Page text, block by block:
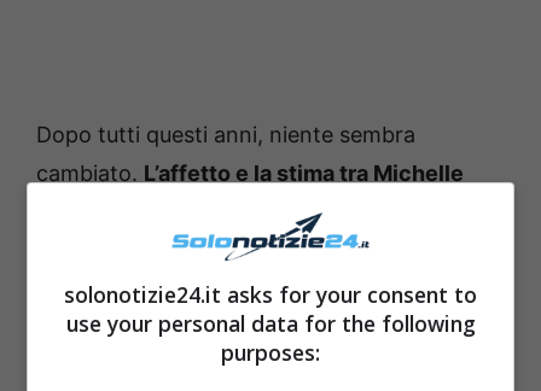
Dopo tutti questi anni, niente sembra
cambiato. L’affetto e la stima tra Michelle
Hunziker ed Eros Ramazzotti sono rimaste
quelle di sempre e la più felice di questa
profonda amicizia tra i due ex coniugi sembra
essere la giovane Aurora.
solonotizie24.it asks for your consent to
use your personal data for the following
purposes: